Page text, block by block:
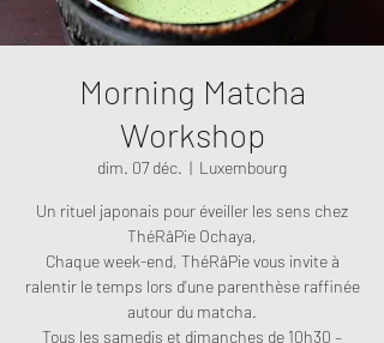
Morning Matcha
Workshop
dim. 07 déc.
  |
Luxembourg
Un rituel japonais pour éveiller les sens chez
ThéRâPie Ochaya,
Chaque week-end, ThéRâPie vous invite à
ralentir le temps lors d’une parenthèse raffinée
autour du matcha.
Tous les samedis et dimanches de 10h30 –